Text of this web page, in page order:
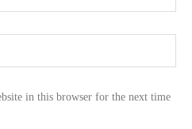
in this browser for the next time